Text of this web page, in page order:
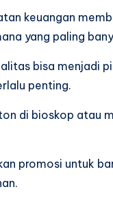
keuangan
yang paling
bisa menjadi
penting.
di bioskop atau
promosi untuk